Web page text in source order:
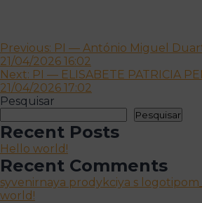
Navegação
de
artigos
Previous: PI — António Miguel
21/04/2026 16:02
Next: PI — ELISABETE PATRICIA
21/04/2026 17:02
Pesquisar
Pesquisar
Recent Posts
Hello world!
Recent Comments
syvenirnaya prodykciya s
world!